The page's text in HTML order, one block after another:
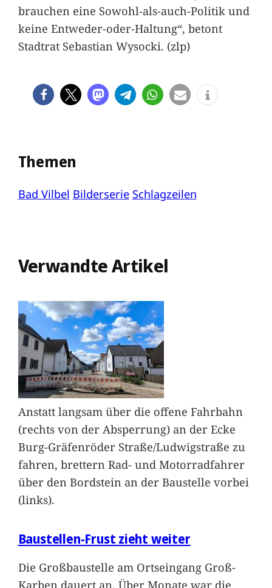
brauchen eine Sowohl-als-auch-Politik und
keine Entweder-oder-Haltung“, betont
Stadtrat Sebastian Wysocki. (zlp)
Themen
Bad Vilbel Bilderserie Schlagzeilen
Verwandte Artikel
Anstatt langsam über die offene Fahrbahn
(rechts von der Absperrung) an der Ecke
Burg-Gräfenröder Straße/Ludwigstraße zu
fahren, brettern Rad- und Motorradfahrer
über den Bordstein an der Baustelle vorbei
(links).
Baustellen-Frust zieht weiter
Die Großbaustelle am Ortseingang Groß-
Karben dauert an. Über Monate war die